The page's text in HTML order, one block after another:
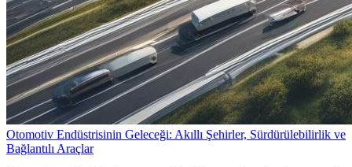
Otomotiv Endüstrisinin Geleceği: Akıllı Şehirler, Sürdürülebilirlik ve
Bağlantılı Araçlar